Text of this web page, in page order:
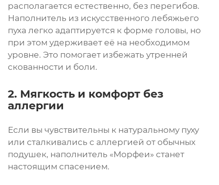
располагается естественно, без перегибов.
Наполнитель из искусственного лебяжьего
пуха легко адаптируется к форме головы, но
при этом удерживает её на необходимом
уровне. Это помогает избежать утренней
скованности и боли.
2. Мягкость и комфорт без
аллергии
Если вы чувствительны к натуральному пуху
или сталкивались с аллергией от обычных
подушек, наполнитель «Морфеи» станет
настоящим спасением.